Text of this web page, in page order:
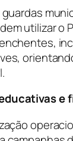
utilizar o
e